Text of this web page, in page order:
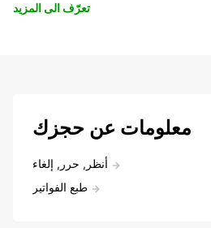
تعرّف الى المزيد
معلومات عن حجزك
أنظر, حرر, إلغاء
طبع الفواتير